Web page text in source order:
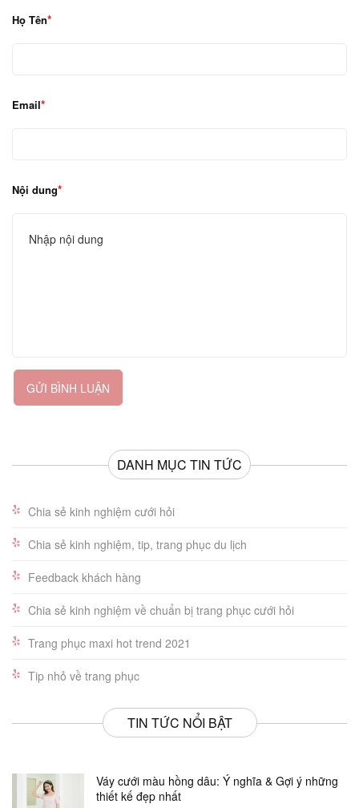
Họ Tên
Email
Nội dung
GỬI BÌNH LUẬN
DANH MỤC TIN TỨC
Chia sẻ kinh nghiệm cưới hỏi
Chia sẻ kinh nghiệm, tip, trang phục du lịch
Feedback khách hàng
Chia sẻ kinh nghiệm về chuẩn bị trang phục cưới hỏi
Trang phục maxi hot trend 2021
Tip nhỏ về trang phục
TIN TỨC NỔI BẬT
Váy cưới màu hồng dâu: Ý nghĩa & Gợi ý những
thiết kế đẹp nhất